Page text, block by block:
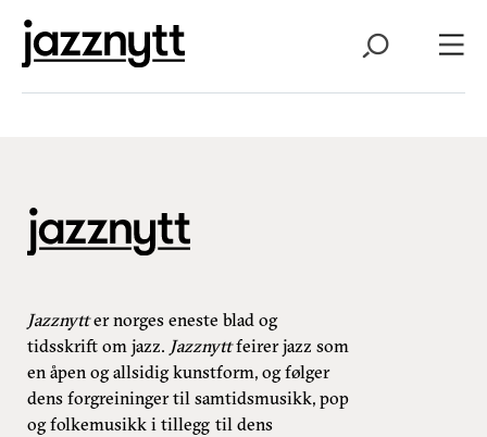
Jazznytter norges eneste blad og
tidsskrift om jazz. Jazznyttfeirer jazz som
en åpen og allsidig kunstform, og følger
dens forgreininger til samtidsmusikk, pop
og folkemusikk i tillegg til dens